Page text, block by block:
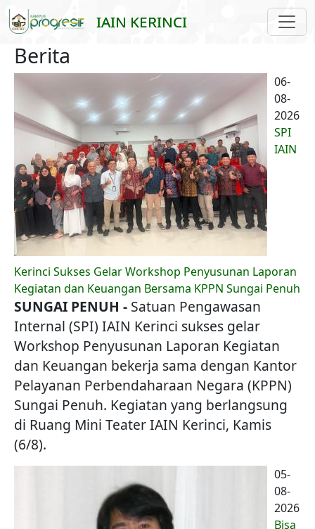
Skip to main content
IAIN KERINCI
Berita
06-
08-
2026
SPI
IAIN
Kerinci Sukses Gelar Workshop Penyusunan Laporan
Kegiatan dan Keuangan Bersama KPPN Sungai Penuh
SUNGAI PENUH - Satuan Pengawasan
Internal (SPI) IAIN Kerinci sukses gelar
Workshop Penyusunan Laporan Kegiatan
dan Keuangan bekerja sama dengan Kantor
Pelayanan Perbendaharaan Negara (KPPN)
Sungai Penuh. Kegiatan yang berlangsung
di Ruang Mini Teater IAIN Kerinci, Kamis
(6/8).
05-
08-
2026
Bisa